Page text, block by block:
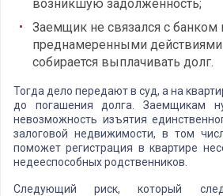
возникшую задолженность;
Заемщик не связался с банком
преднамеренными действиями
собирается выплачивать долг.
Тогда дело передают в суд, а на
до погашения долга. Заемщикам
невозможность изъятия
залоговой недвижимости, в том
поможет регистрация в квартире
недееспособных родственников.
Следующий риск, который